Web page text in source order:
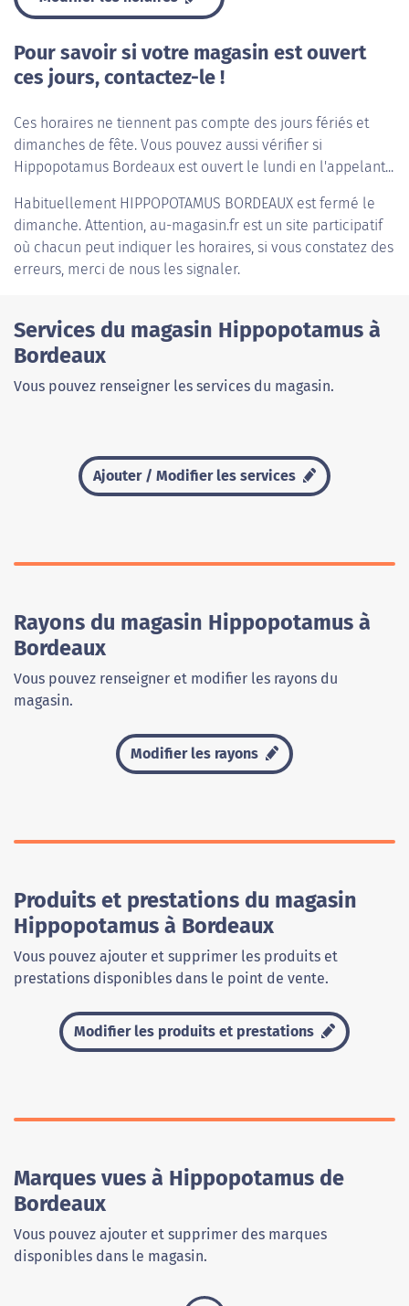
Pour savoir si votre magasin est ouvert
ces jours, contactez-le !
Ces horaires ne tiennent pas compte des jours fériés et
dimanches de fête. Vous pouvez aussi vérifier si
Hippopotamus Bordeaux est ouvert le lundi en l'appelant...
Habituellement HIPPOPOTAMUS BORDEAUX est fermé le
dimanche. Attention, au-magasin.fr est un site participatif
où chacun peut indiquer les horaires, si vous constatez des
erreurs, merci de nous les signaler.
Services du magasin Hippopotamus à
Bordeaux
Vous pouvez renseigner les services du magasin.
Ajouter / Modifier les services
Rayons du magasin Hippopotamus à
Bordeaux
Vous pouvez renseigner et modifier les rayons du
magasin.
Modifier les rayons
Produits et prestations du magasin
Hippopotamus à Bordeaux
Vous pouvez ajouter et supprimer les produits et
prestations disponibles dans le point de vente.
Modifier les produits et prestations
Marques vues à Hippopotamus de
Bordeaux
Vous pouvez ajouter et supprimer des marques
disponibles dans le magasin.